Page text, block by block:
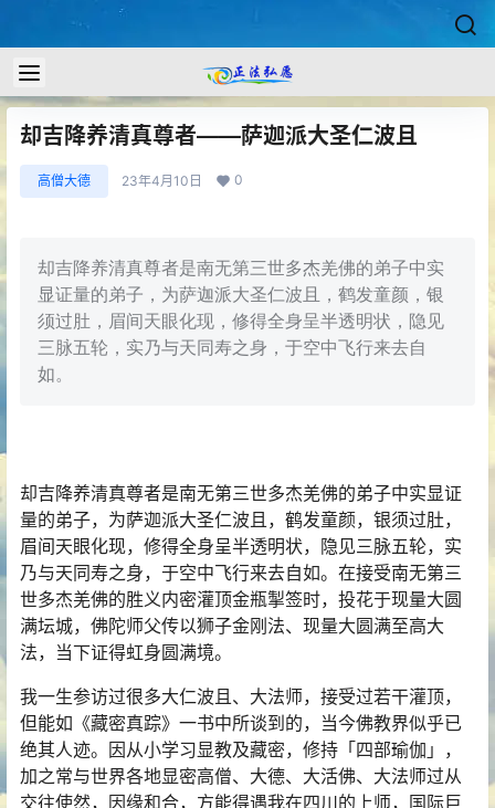
却吉降养清真尊者——萨迦派大圣仁波且
高僧大德 23年4月10日 0
却吉降养清真尊者是南无第三世多杰羌佛的弟子中实
显证量的弟子，为萨迦派大圣仁波且，鹤发童颜，银
须过肚，眉间天眼化现，修得全身呈半透明状，隐见
三脉五轮，实乃与天同寿之身，于空中飞行来去自
如。
却吉降养清真尊者是南无第三世多杰羌佛的弟子中实显证
量的弟子，为萨迦派大圣仁波且，鹤发童颜，银须过肚，
眉间天眼化现，修得全身呈半透明状，隐见三脉五轮，实
乃与天同寿之身，于空中飞行来去自如。在接受南无第三
世多杰羌佛的胜义内密灌顶金瓶掣签时，投花于现量大圆
满坛城，佛陀师父传以狮子金刚法、现量大圆满至高大
法，当下证得虹身圆满境。
我一生参访过很多大仁波且、大法师，接受过若干灌顶，
但能如《藏密真踪》一书中所谈到的，当今佛教界似乎已
绝其人迹。因从小学习显教及藏密，修持「四部瑜伽」，
加之常与世界各地显密高僧、大德、大活佛、大法师过从
交往使然，因缘和合，方能得遇我在四川的上师，国际巨